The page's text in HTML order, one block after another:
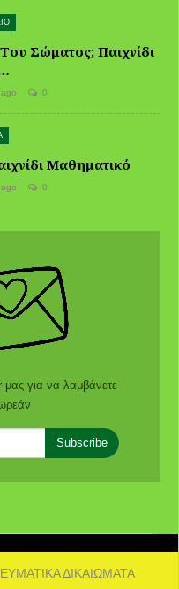
Σώματος; Παιχνίδι
ago 0
Μαθηματικό
ago 0
για να λαμβάνετε
Subscribe
ΔΙΚΑΙΩΜΑΤΑ